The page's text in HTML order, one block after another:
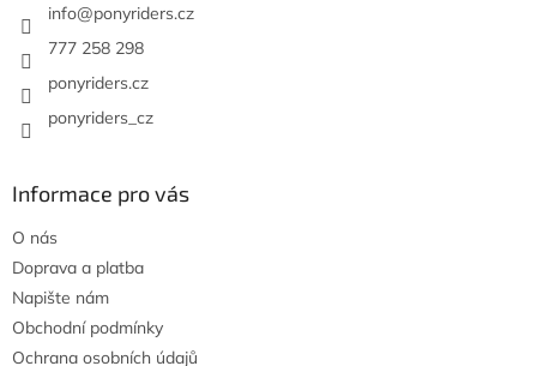
info@ponyriders.cz
777 258 298
ponyriders.cz
ponyriders_cz
Informace pro vás
O nás
Doprava a platba
Napište nám
Obchodní podmínky
Ochrana osobních údajů